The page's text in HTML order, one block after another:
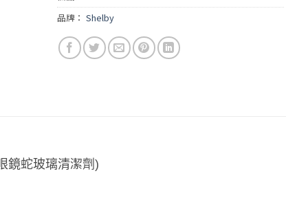
品牌： Shelby
鏡蛇玻璃清潔劑)